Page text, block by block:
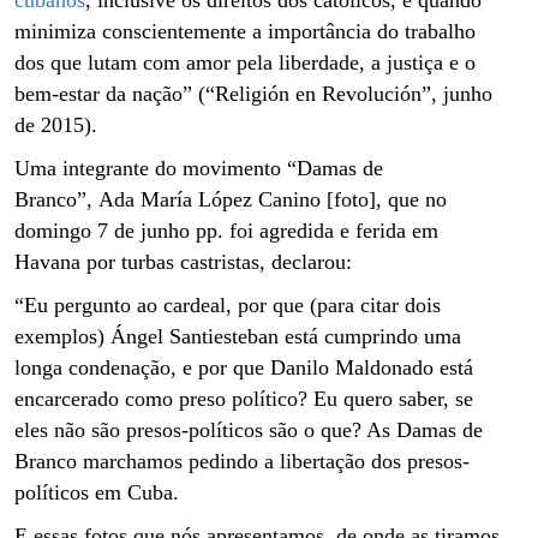
minimiza conscientemente a importância do trabalho
dos que lutam com amor pela liberdade, a justiça e o
bem-estar da nação” (“Religión en Revolución”, junho
de 2015).
Uma integrante do movimento “Damas de
Branco”, Ada María López Canino [foto], que no
domingo 7 de junho pp. foi agredida e ferida em
Havana por turbas castristas, declarou:
“Eu pergunto ao cardeal, por que (para citar dois
exemplos) Ángel Santiesteban está cumprindo uma
longa condenação, e por que Danilo Maldonado está
encarcerado como preso político? Eu quero saber, se
eles não são presos-políticos são o que? As Damas de
Branco marchamos pedindo a libertação dos presos-
políticos em Cuba.